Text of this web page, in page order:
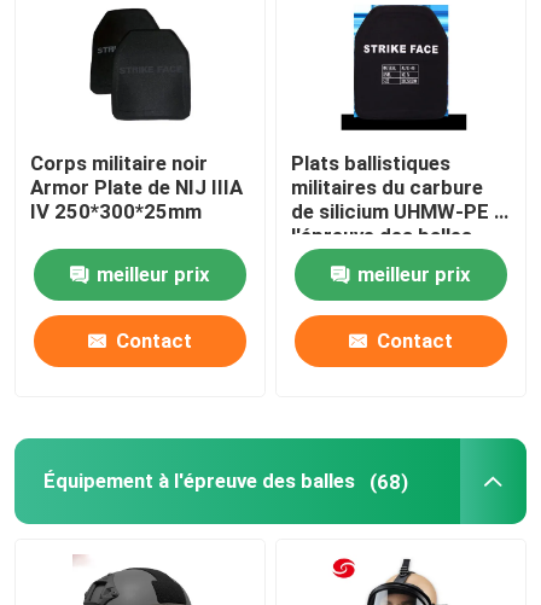
Gilet à l'épreuve des balles tactique militaire
Casque ballistique tactique
Plats ballistiques militaires
Équipement à l'épreuve des balles
Sac à dos tactique militaire
Bottes tactiques de combat
Corps militaire noir
Armor Plate de NIJ IIIA
IV 250*300*25mm
meilleur prix
Contact
Plats ballistiques
militaires du carbure
de silicium UHMW-PE à
l'épreuve des balles
meilleur prix
Contact
Équipement à l'épreuve des balles (68)